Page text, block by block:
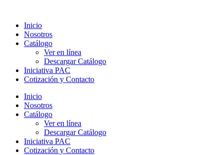
Inicio
Nosotros
Catálogo
Ver en línea
Descargar Catálogo
Iniciativa PAC
Cotización y Contacto
Inicio
Nosotros
Catálogo
Ver en línea
Descargar Catálogo
Iniciativa PAC
Cotización y Contacto